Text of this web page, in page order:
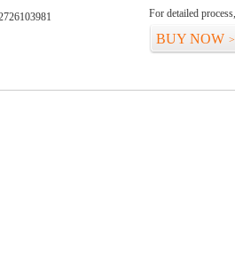
For detailed
BUY NOW